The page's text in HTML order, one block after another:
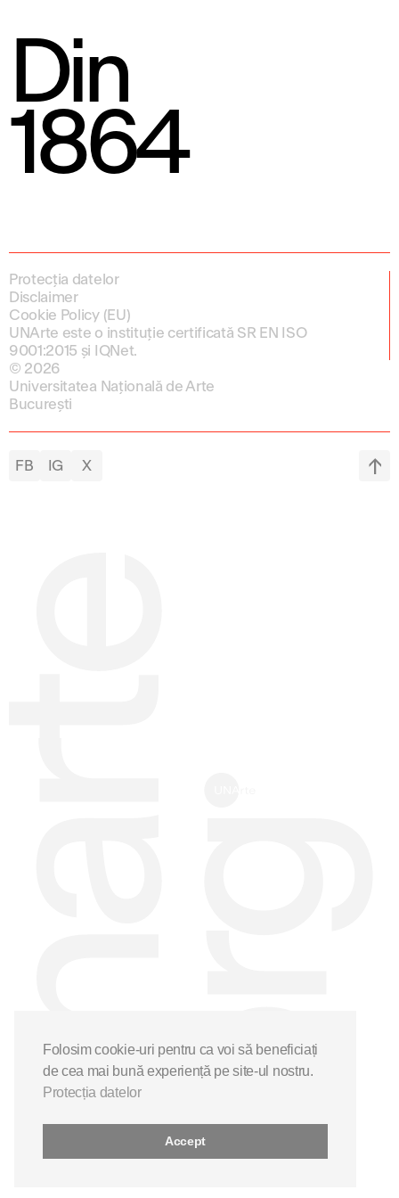
Din
1864
Protecția datelor
Disclaimer
Cookie Policy (EU)
UNArte este o instituție certificată SR EN ISO
9001:2015 și IQNet.
© 2026
Universitatea Națională de Arte
București
FB IG X
Folosim cookie-uri pentru ca voi să beneficiați
de cea mai bună experiență pe site-ul nostru.
Protecția datelor
Accept